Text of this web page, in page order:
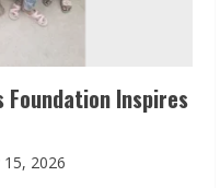
Foundation Inspires
15, 2026
on Heat Illness